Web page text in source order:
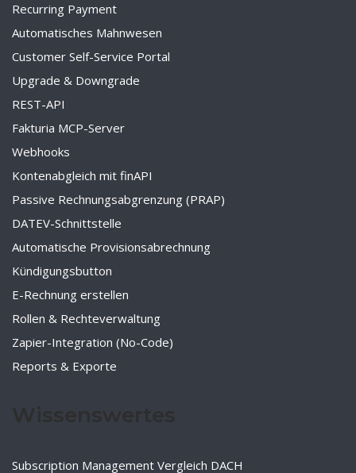
Recurring Payment
Automatisches Mahnwesen
Customer Self-Service Portal
Upgrade & Downgrade
REST-API
Fakturia MCP-Server
Webhooks
Kontenabgleich mit finAPI
Passive Rechnungsabgrenzung (PRAP)
DATEV-Schnittstelle
Automatische Provisionsabrechnung
Kündigungsbutton
E-Rechnung erstellen
Rollen & Rechteverwaltung
Zapier-Integration (No-Code)
Reports & Exporte
Subscription Management Vergleich DACH